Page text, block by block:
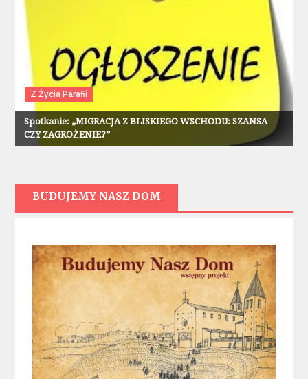
Z Życia Parafii
Spotkanie: „MIGRACJA Z BLISKIEGO WSCHODU: SZANSA
CZY ZAGROŻENIE?”
BUDUJEMY NASZ DOM